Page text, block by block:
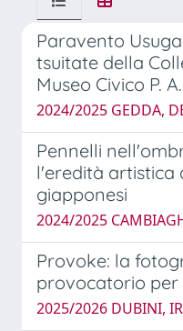
Paravento
tsuitate della
Museo Civico P.
2024/2025 GEDDA,
Pennelli
l'eredità artistica
giapponesi
2024/2025
Provoke: la
provocatorio per
2025/2026 DUBINI,